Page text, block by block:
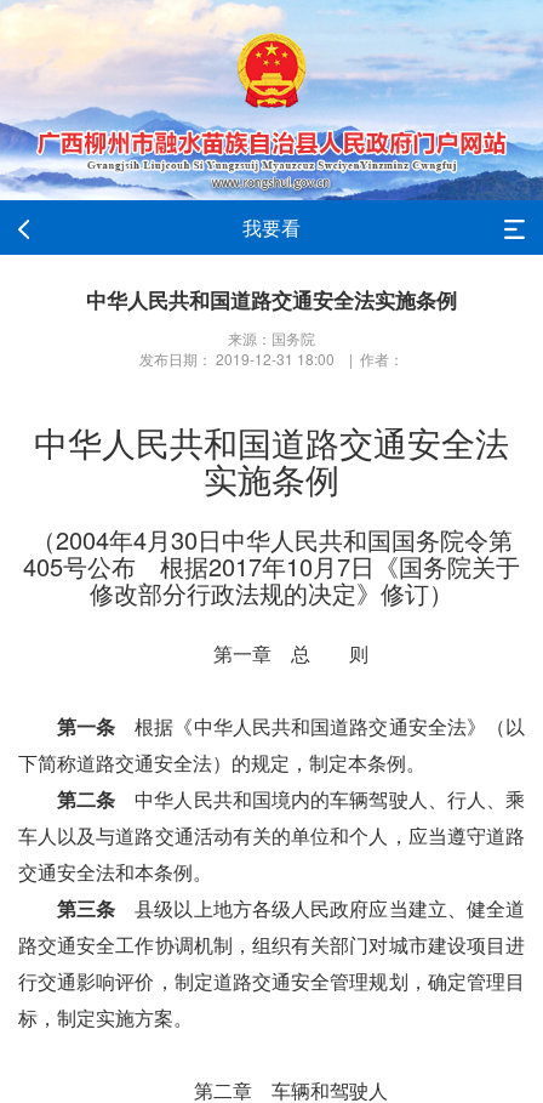
我要看
中华人民共和国道路交通安全法实施条例
来源：国务院
发布日期： 2019-12-31 18:00 | 作者：
中华人民共和国道路交通安全法
实施条例
（2004年4月30日中华人民共和国国务院令第
405号公布 根据2017年10月7日《国务院关于
修改部分行政法规的决定》修订）
第一章 总 则
第一条 根据《中华人民共和国道路交通安全法》（以
下简称道路交通安全法）的规定，制定本条例。
第二条 中华人民共和国境内的车辆驾驶人、行人、乘
车人以及与道路交通活动有关的单位和个人，应当遵守道路
交通安全法和本条例。
第三条 县级以上地方各级人民政府应当建立、健全道
路交通安全工作协调机制，组织有关部门对城市建设项目进
行交通影响评价，制定道路交通安全管理规划，确定管理目
标，制定实施方案。
第二章 车辆和驾驶人